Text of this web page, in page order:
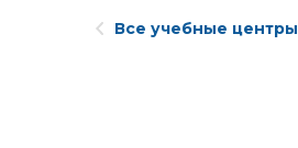
Все учебные центры